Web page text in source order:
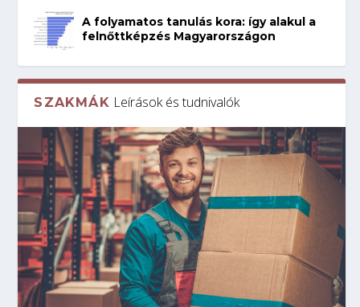
A folyamatos tanulás kora: így alakul a
felnőttképzés Magyarországon
SZAKMÁK Leírások és tudnivalók